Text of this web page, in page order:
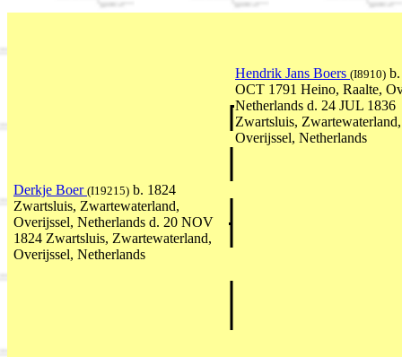
Hendrik Jans Boers (I8910)
OCT 1791 Heino, Raalte,
Netherlands d. 24 JUL 1836
Zwartsluis, Zwartewaterland,
Overijssel, Netherlands
Derkje Boer (I19215) b. 1824
Zwartsluis, Zwartewaterland,
Overijssel, Netherlands d. 20 NOV
1824 Zwartsluis, Zwartewaterland,
Overijssel, Netherlands